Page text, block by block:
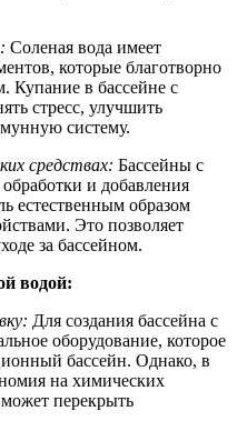
Соленая вода имеет
которые благотворно
Купание в бассейне с
стресс, улучшить
систему.
средствах: Бассейны с
и добавления
естественным образом
Это позволяет
за бассейном.
водой:
Для создания бассейна с
оборудование, которое
бассейн. Однако, в
на химических
может перекрыть